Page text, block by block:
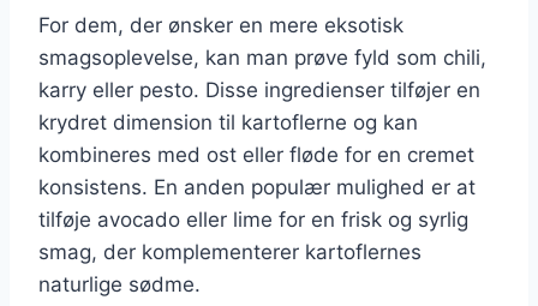
For dem, der ønsker en mere eksotisk
smagsoplevelse, kan man prøve fyld som chili,
karry eller pesto. Disse ingredienser tilføjer en
krydret dimension til kartoflerne og kan
kombineres med ost eller fløde for en cremet
konsistens. En anden populær mulighed er at
tilføje avocado eller lime for en frisk og syrlig
smag, der komplementerer kartoflernes
naturlige sødme.